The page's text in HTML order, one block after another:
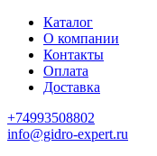
Каталог
О компании
Контакты
Оплата
Доставка
+74993508802
info@gidro-expert.ru